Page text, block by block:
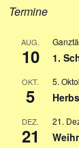
Termine
AUG.
10 1.
OKT.
5
5.
DEZ.
21
21.